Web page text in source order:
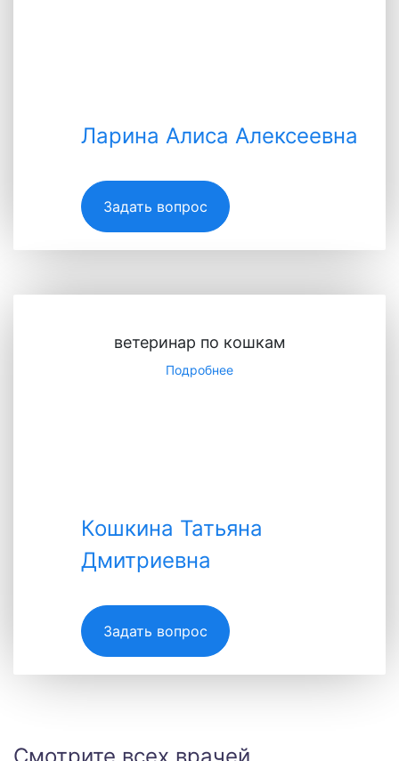
Ларина Алиса Алексеевна
Ларина Алиса Алексеевна
Задать вопрос
Кошкина Татьяна
Дмитриевна
ветеринар по кошкам
Подробнее
Кошкина Татьяна
Дмитриевна
Задать вопрос